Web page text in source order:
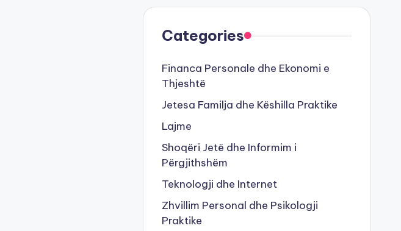
Categories
Financa Personale dhe Ekonomi e
Thjeshtë
Jetesa Familja dhe Këshilla Praktike
Lajme
Shoqëri Jetë dhe Informim i
Përgjithshëm
Teknologji dhe Internet
Zhvillim Personal dhe Psikologji
Praktike